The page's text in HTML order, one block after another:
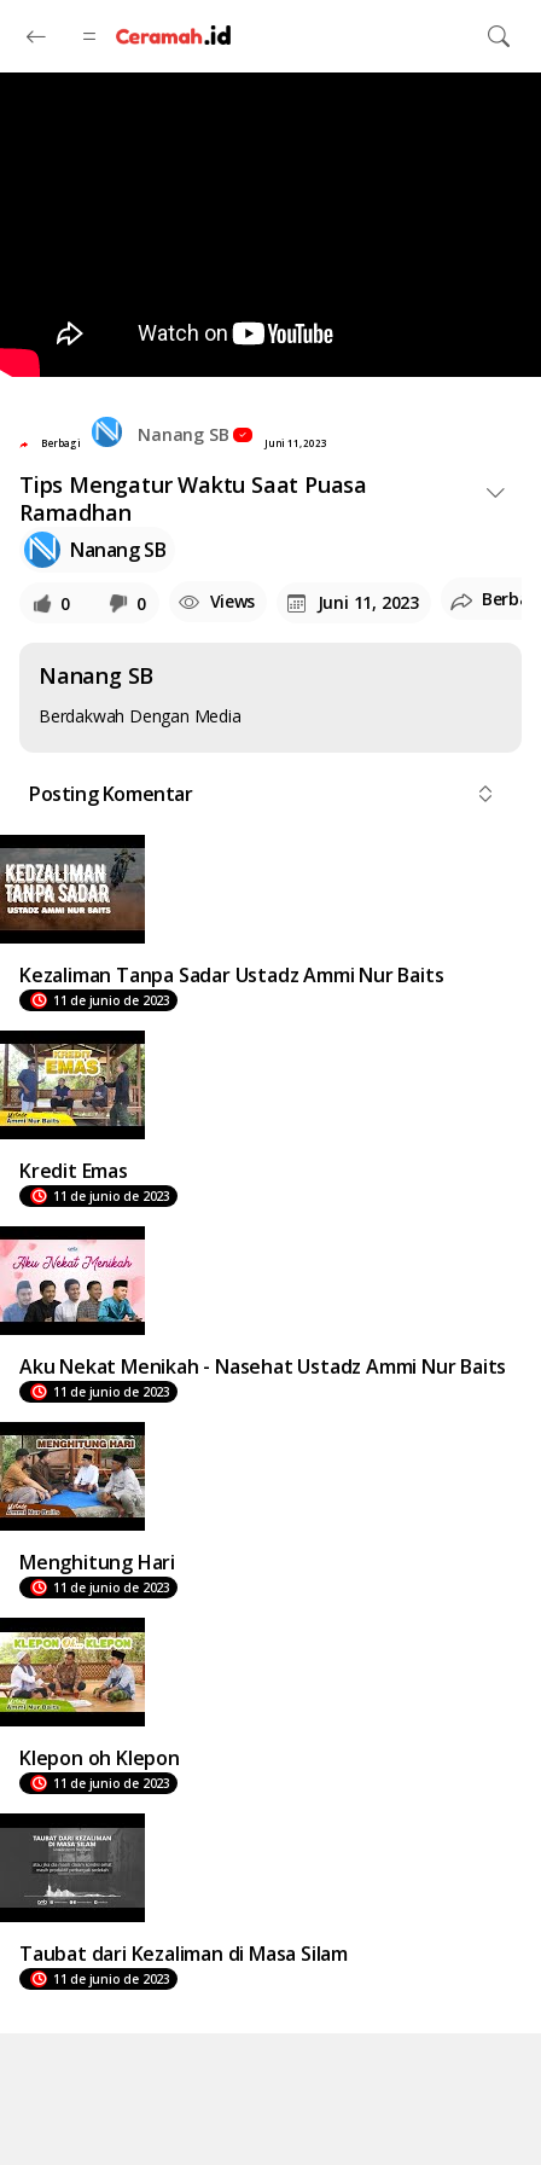
Langsung ke konten utama
Berbagi Nanang SB Juni 11, 2023
Tips Mengatur Waktu Saat Puasa
Ramadhan
Nanang SB
0 0 Views Juni 11, 2023
Nanang SB
Berdakwah Dengan Media
Posting Komentar
Kezaliman Tanpa Sadar Ustadz Ammi Nur Baits
11 de junio de 2023
Kredit Emas
11 de junio de 2023
Aku Nekat Menikah - Nasehat Ustadz Ammi Nur Baits
11 de junio de 2023
Menghitung Hari
11 de junio de 2023
Klepon oh Klepon
11 de junio de 2023
Taubat dari Kezaliman di Masa Silam
11 de junio de 2023